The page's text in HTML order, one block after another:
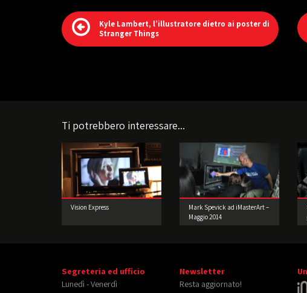
Kyle Lambert, l’illustratore dietro ai poster di
Stranger Things
Ti potrebbero interessare...
Vision Express
Mark Spevick ad iMasterArt –
Maggio 2014
Segreteria ed ufficio
Lunedì - Venerdì
Newsletter
Resta aggiornato!